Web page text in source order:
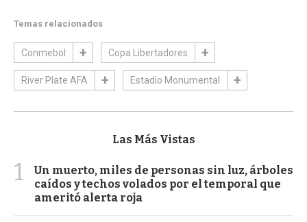
Temas relacionados
Conmebol Copa Libertadores
River Plate AFA Estadio Monumental
Las Más Vistas
1
Un muerto, miles de personas sin luz, árboles
caídos y techos volados por el temporal que
ameritó alerta roja